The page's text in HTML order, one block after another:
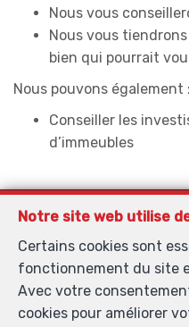
Nous vous
Nous vous
bien qui pourrait
Nous pouvons également :
Conseiller les
d’immeubles
Notre site web utilise
Certains cookies sont
fonctionnement du site
Avec votre
cookies pour améliorer
TEL.